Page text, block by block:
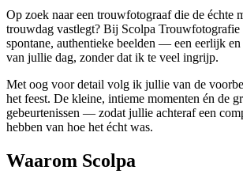
Op zoek naar een trouwfotograaf die de échte
trouwdag vastlegt? Bij Scolpa Trouwfotografie
spontane, authentieke beelden — een eerlijk
van jullie dag, zonder dat ik te veel ingrijp.
Met oog voor detail volg ik jullie van de
het feest. De kleine, intieme momenten én de
gebeurtenissen — zodat jullie achteraf een
hebben van hoe het écht was.
Waarom Scolpa